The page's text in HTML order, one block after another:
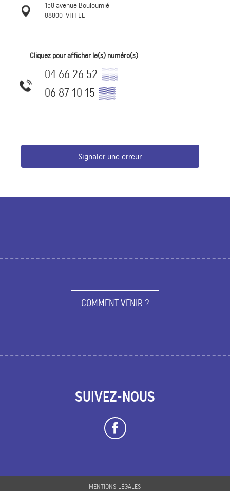
158 avenue Bouloumié
88800 VITTEL
Cliquez pour afficher le(s) numéro(s)
04 66 26 52 ▒▒
06 87 10 15 ▒▒
Signaler une erreur
COMMENT VENIR ?
SUIVEZ-NOUS
MENTIONS LÉGALES